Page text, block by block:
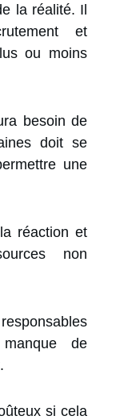
la réalité. Il
et
ou moins
besoin de
doit se
une
réaction et
non
de
si cela